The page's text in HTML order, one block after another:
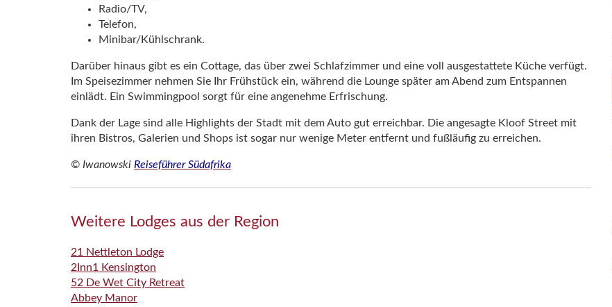
Radio/TV,
Telefon,
Minibar/Kühlschrank.
Darüber hinaus gibt es ein Cottage, das über zwei Schlafzimmer und eine voll ausgestattete Küche verfügt.
Im Speisezimmer nehmen Sie Ihr Frühstück ein, während die Lounge später am Abend zum Entspannen
einlädt. Ein Swimmingpool sorgt für eine angenehme Erfrischung.
Dank der Lage sind alle Highlights der Stadt mit dem Auto gut erreichbar. Die angesagte Kloof Street mit
ihren Bistros, Galerien und Shops ist sogar nur wenige Meter entfernt und fußläufig zu erreichen.
© Iwanowski Reiseführer Südafrika
Weitere Lodges aus der Region
21 Nettleton Lodge
2Inn1 Kensington
52 De Wet City Retreat
Abbey Manor